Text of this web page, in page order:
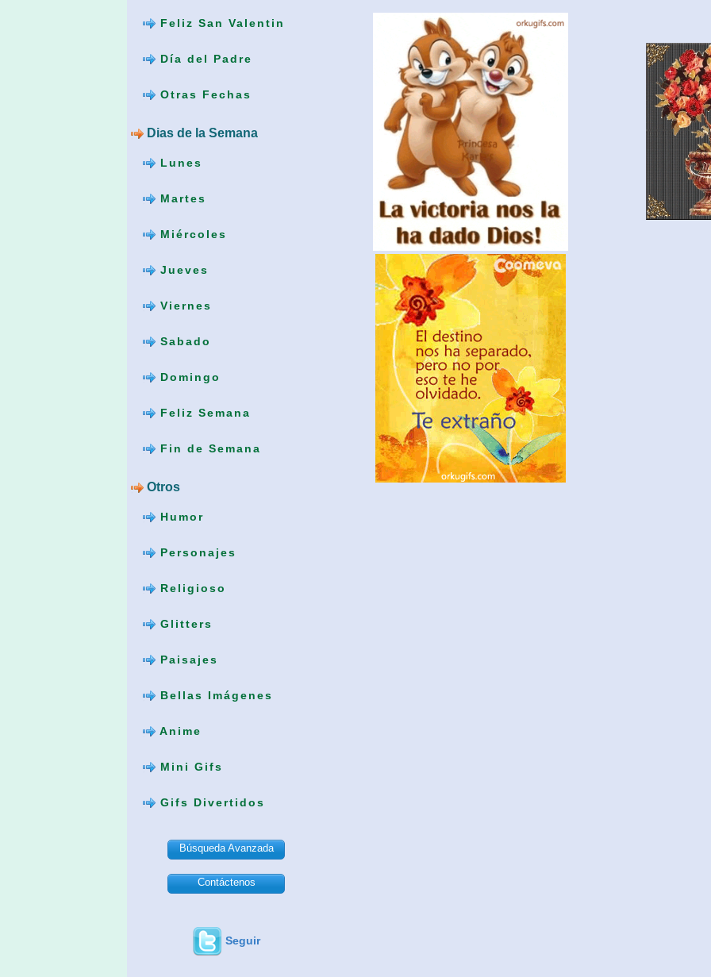
Feliz San Valentin
Día del Padre
Otras Fechas
Dias de la Semana
Lunes
Martes
Miércoles
Jueves
Viernes
Sabado
Domingo
Feliz Semana
Fin de Semana
Otros
Humor
Personajes
Religioso
Glitters
Paisajes
Bellas Imágenes
Anime
Mini Gifs
Gifs Divertidos
Búsqueda Avanzada
Contáctenos
Seguir